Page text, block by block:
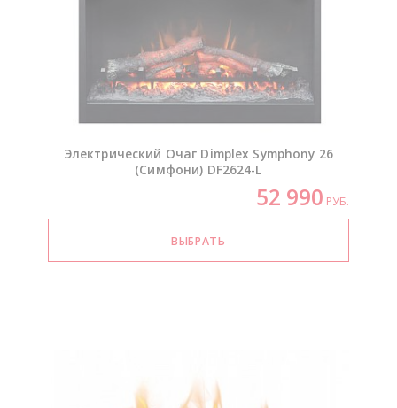
Электрический Очаг Dimplex Symphony 26
(Симфони) DF2624-L
52 990 РУБ.